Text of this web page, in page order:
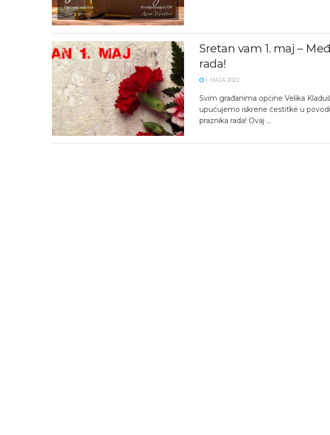
Sretan vam 1. maj –
rada!
1. MAJA 2022.
Svim građanima općine Velika
upućujemo iskrene čestitke u
praznika rada! Ovaj ...